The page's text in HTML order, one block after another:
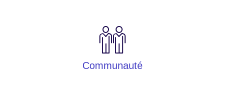
Communauté